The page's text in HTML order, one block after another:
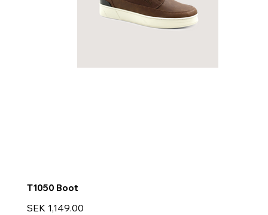
T1050 Boot
Price
SEK 1,149.00